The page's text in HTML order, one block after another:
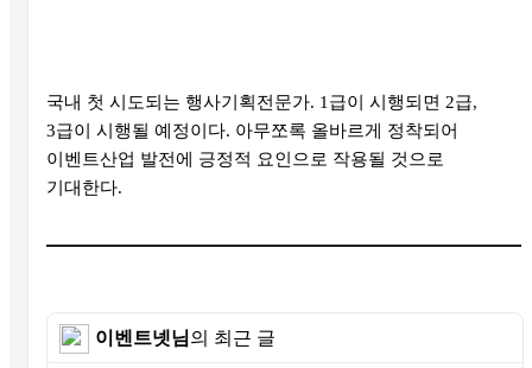
국내 첫 시도되는 행사기획전문가. 1급이 시행되면 2급,
3급이 시행될 예정이다. 아무쪼록 올바르게 정착되어
이벤트산업 발전에 긍정적 요인으로 작용될 것으로
기대한다.
이벤트넷님의 최근 글